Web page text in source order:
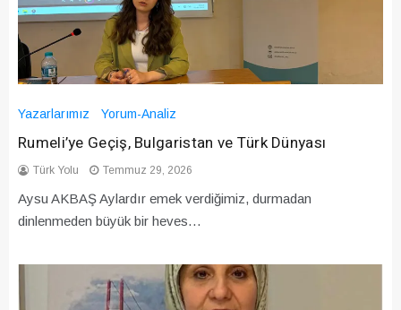
Yazarlarımız Yorum-Analiz
Rumeli’ye Geçiş, Bulgaristan ve Türk Dünyası
Türk Yolu Temmuz 29, 2026
Aysu AKBAŞ Aylardır emek verdiğimiz, durmadan
dinlenmeden büyük bir heves…